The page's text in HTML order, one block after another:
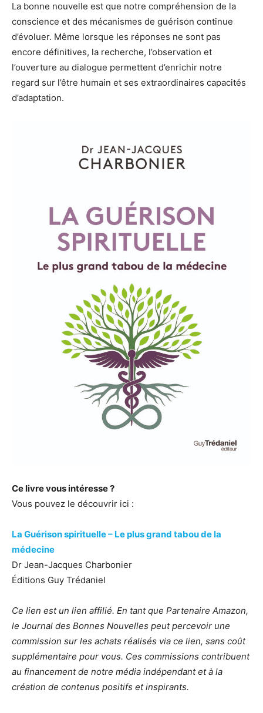
La bonne nouvelle est que notre compréhension de la
conscience et des mécanismes de guérison continue
d’évoluer. Même lorsque les réponses ne sont pas
encore définitives, la recherche, l’observation et
l’ouverture au dialogue permettent d’enrichir notre
regard sur l’être humain et ses extraordinaires capacités
d’adaptation.
Ce livre vous intéresse ?
Vous pouvez le découvrir ici :
La Guérison spirituelle – Le plus grand tabou de la
médecine
Dr Jean-Jacques Charbonier
Éditions Guy Trédaniel
Ce lien est un lien affilié. En tant que Partenaire Amazon,
le Journal des Bonnes Nouvelles peut percevoir une
commission sur les achats réalisés via ce lien, sans coût
supplémentaire pour vous. Ces commissions contribuent
au financement de notre média indépendant et à la
création de contenus positifs et inspirants.